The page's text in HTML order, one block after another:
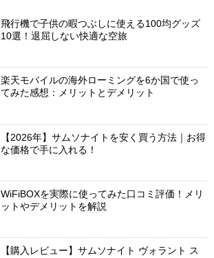
飛行機で子供の暇つぶしに使える100均グッズ
10選！退屈しない快適な空旅
楽天モバイルの海外ローミングを6か国で使っ
てみた感想：メリットとデメリット
【2026年】サムソナイトを安く買う方法｜お得
な価格で手に入れる！
WiFiBOXを実際に使ってみた口コミ評価！メリ
ットやデメリットを解説
【購入レビュー】サムソナイト ヴォラント ス